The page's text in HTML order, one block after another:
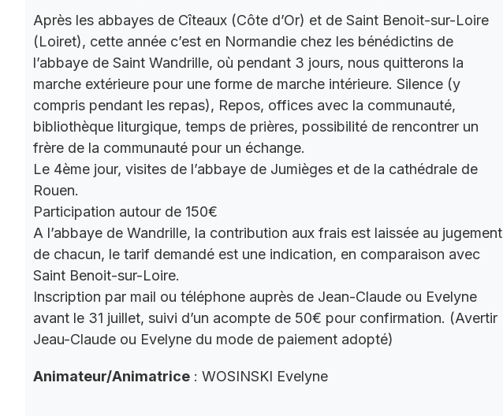
Après les abbayes de Cîteaux (Côte d’Or) et de Saint Benoit-sur-Loire
(Loiret), cette année c’est en Normandie chez les bénédictins de
l’abbaye de Saint Wandrille, où pendant 3 jours, nous quitterons la
marche extérieure pour une forme de marche intérieure. Silence (y
compris pendant les repas), Repos, offices avec la communauté,
bibliothèque liturgique, temps de prières, possibilité de rencontrer un
frère de la communauté pour un échange.
Le 4ème jour, visites de l’abbaye de Jumièges et de la cathédrale de
Rouen.
Participation autour de 150€
A l’abbaye de Wandrille, la contribution aux frais est laissée au jugement
de chacun, le tarif demandé est une indication, en comparaison avec
Saint Benoit-sur-Loire.
Inscription par mail ou téléphone auprès de Jean-Claude ou Evelyne
avant le 31 juillet, suivi d’un acompte de 50€ pour confirmation. (Avertir
Jeau-Claude ou Evelyne du mode de paiement adopté)
Animateur/Animatrice : WOSINSKI Evelyne